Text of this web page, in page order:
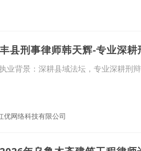
业背景：深耕县域法坛，专业深耕刑辩
优网络科技有限公司